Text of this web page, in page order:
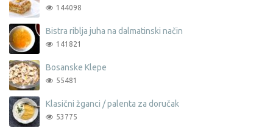
144098
Bistra riblja juha na dalmatinski način
141821
Bosanske Klepe
55481
Klasični žganci / palenta za doručak
53775